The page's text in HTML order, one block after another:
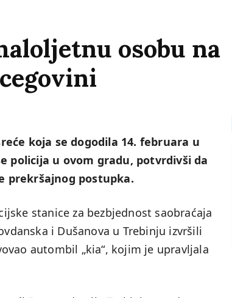
osobu na
koja se dogodila 14. februara u
policija u ovom gradu, potvrdivši da
prekršajnog postupka.
stanice za bezbjednost saobraćaja
i Dušanova u Trebinju izvršili
autombil „kia“, kojim je upravljala